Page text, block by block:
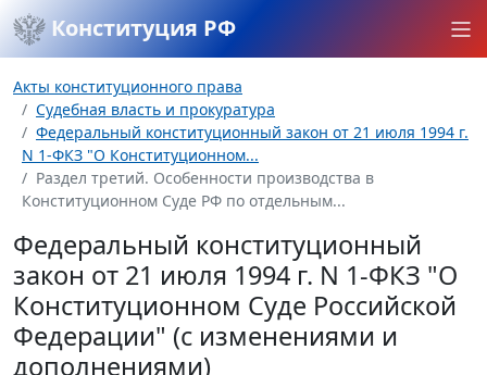
Конституция РФ
Акты конституционного права
Судебная власть и прокуратура
Федеральный конституционный закон от 21 июля 1994 г.
N 1-ФКЗ "О Конституционном...
Раздел третий. Особенности производства в
Конституционном Суде РФ по отдельным...
Федеральный конституционный
закон от 21 июля 1994 г. N 1-ФКЗ "О
Конституционном Суде Российской
Федерации" (с изменениями и
дополнениями)